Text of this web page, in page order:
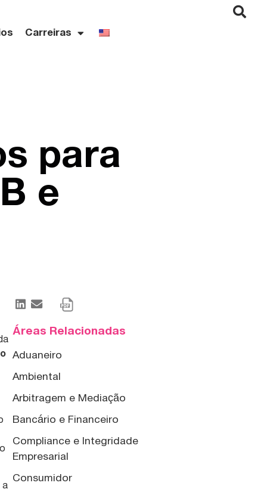
Carreiras
para
e
a
Áreas Relacionadas
Aduaneiro
Ambiental
Arbitragem e Mediação
Bancário e Financeiro
Compliance e Integridade
Empresarial
Consumidor